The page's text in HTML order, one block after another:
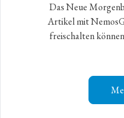
Das Neue
Artikel mit
freischalten
Händels „Giulio
an der Wien
Händels „Giulio
22. Dezember 2021,